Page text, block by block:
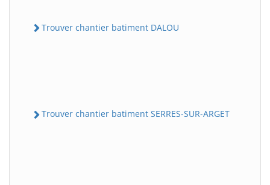
Trouver chantier batiment DALOU
Trouver chantier batiment SERRES-SUR-ARGET